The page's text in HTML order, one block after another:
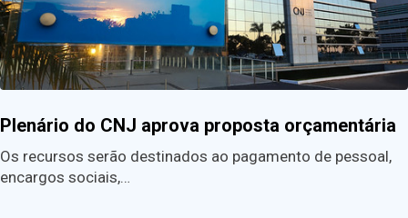
Plenário do CNJ aprova proposta orçamentária
Os recursos serão destinados ao pagamento de pessoal,
encargos sociais,…